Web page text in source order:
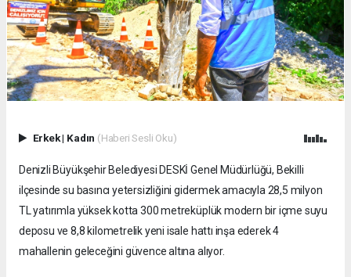
Erkek| Kadın (Haberi Sesli Oku)
Denizli Büyükşehir Belediyesi DESKİ Genel Müdürlüğü, Bekilli
ilçesinde su basıncı yetersizliğini gidermek amacıyla 28,5 milyon
TL yatırımla yüksek kotta 300 metreküplük modern bir içme suyu
deposu ve 8,8 kilometrelik yeni isale hattı inşa ederek 4
mahallenin geleceğini güvence altına alıyor.